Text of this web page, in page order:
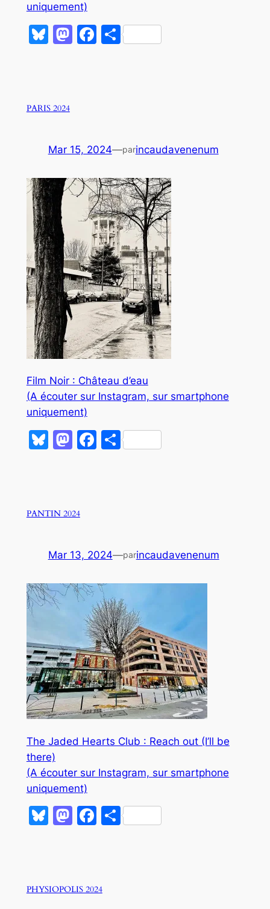
uniquement)
Bluesky
Mastodon
Facebook
Partager
PARIS 2024
Mar 15, 2024—parincaudavenenum
Film Noir : Château d’eau
(A écouter sur Instagram, sur smartphone
uniquement)
Bluesky
Mastodon
Facebook
Partager
PANTIN 2024
Mar 13, 2024—parincaudavenenum
The Jaded Hearts Club : Reach out (I’ll be
there)
(A écouter sur Instagram, sur smartphone
uniquement)
Bluesky
Mastodon
Facebook
Partager
PHYSIOPOLIS 2024